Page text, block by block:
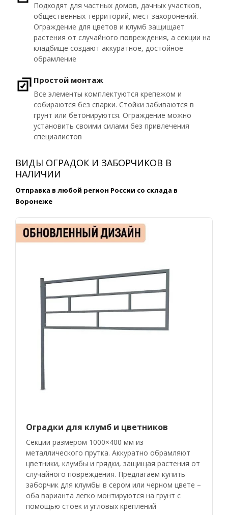
Подходят для частных домов, дачных участков,
общественных территорий, мест захоронений.
Ограждение для цветов и клумб защищает
растения от случайного повреждения, а секции на
кладбище создают аккуратное, достойное
обрамление
Простой монтаж
Все элементы комплектуются крепежом и
собираются без сварки. Стойки забиваются в
грунт или бетонируются. Ограждение можно
установить своими силами без привлечения
специалистов
ВИДЫ ОГРАДОК И ЗАБОРЧИКОВ В
НАЛИЧИИ
Отправка в любой регион России со склада в
Воронеже
Оградки для клумб и цветников
Секции размером 1000×400 мм из
металлического прутка. Аккуратно обрамляют
цветники, клумбы и грядки, защищая растения от
случайного повреждения. Предлагаем купить
заборчик для клумбы в сером или черном цвете –
оба варианта легко монтируются на грунт с
помощью стоек и угловых креплений